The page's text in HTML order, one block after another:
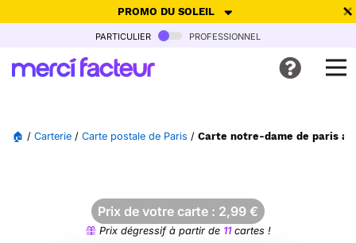
PROMO DU SOLEIL
-30% de réduction avec le code SUMMER26pour envoyer des
Ne plus afficher
particulier professionnel
🏠 / Carterie / Carte postale de Paris / Carte notre-dame de paris
Prix de votre carte : 2,99 €
Prix dégressif à partir de 11cartes !